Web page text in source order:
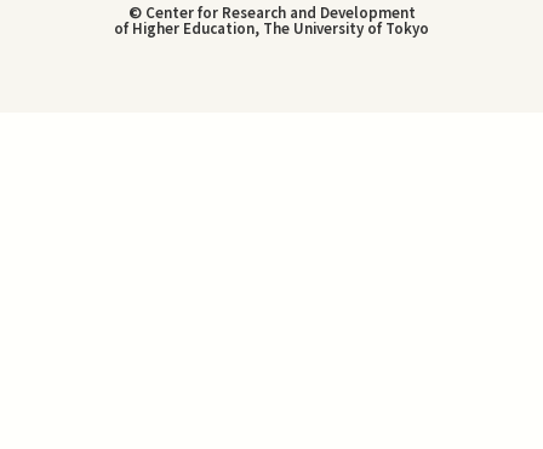
© Center for Research and Development
of Higher Education, The University of Tokyo